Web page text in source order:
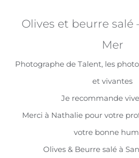
Olives et beurre salé
Mer
Photographe de Talent, les
et vivantes
Je recommande
Merci à Nathalie pour votre
votre bonne
Olives & Beurre salé à